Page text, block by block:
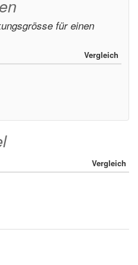
für einen
Vergleich
Vergleich